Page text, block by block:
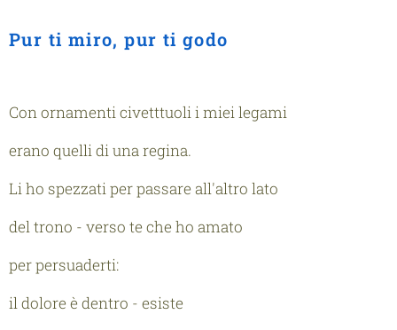
Pur ti miro, pur ti godo
Con ornamenti civetttuoli i miei legami
erano quelli di una regina.
Li ho spezzati per passare all'altro lato
del trono - verso te che ho amato
per persuaderti:
il dolore è dentro - esiste